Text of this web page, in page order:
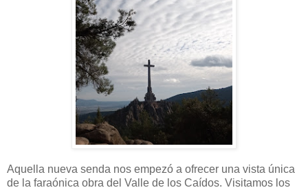
Aquella nueva senda nos empezó a ofrecer una vista única
de la faraónica obra del Valle de los Caídos. Visitamos los